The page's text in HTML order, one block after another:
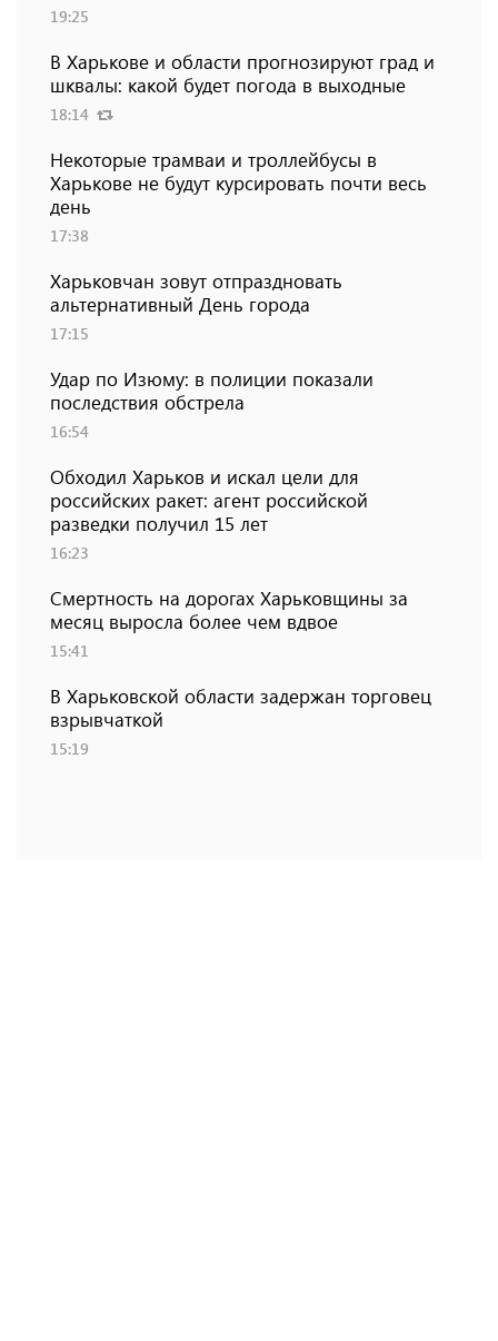
19:25
В Харькове и области прогнозируют град и
шквалы: какой будет погода в выходные
18:14
Некоторые трамваи и троллейбусы в
Харькове не будут курсировать почти весь
день
17:38
Харьковчан зовут отпраздновать
альтернативный День города
17:15
Удар по Изюму: в полиции показали
последствия обстрела
16:54
Обходил Харьков и искал цели для
российских ракет: агент российской
разведки получил 15 лет
16:23
Смертность на дорогах Харьковщины за
месяц выросла более чем вдвое
15:41
В Харьковской области задержан торговец
взрывчаткой
15:19